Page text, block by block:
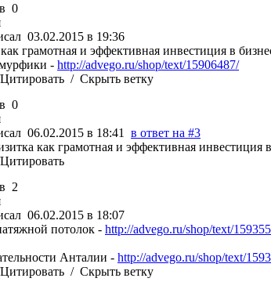
0
03.02.2015 в 19:36
грамотная и эффективная инвестиция в
- http://advego.ru/shop/text/15906487/
Цитировать / Скрыть ветку
0
06.02.2015 в 18:41 в ответ на #3
как грамотная и эффективная
Цитировать
2
06.02.2015 в 18:07
потолок - http://advego.ru/shop/text/
Анталии - http://advego.ru/shop/text/
Цитировать / Скрыть ветку